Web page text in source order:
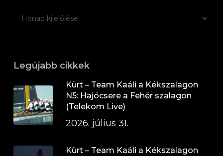
Legújabb cikkek
Kürt – Team Kaáli a Kékszalagon
N5: Hajócsere a Fehér szalagon
(Telekom Live)
2026. július 31.
Kürt – Team Kaáli a Kékszalagon